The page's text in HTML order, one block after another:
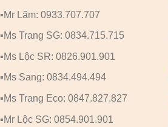
▪️Mr Lãm: 0933.707.707
▪️Ms Trang SG: 0834.715.715
▪️Ms Lộc SR: 0826.901.901
▪️Ms Sang: 0834.494.494
▪️Ms Trang Eco: 0847.827.827
▪️Mr Lộc SG: 0854.901.901